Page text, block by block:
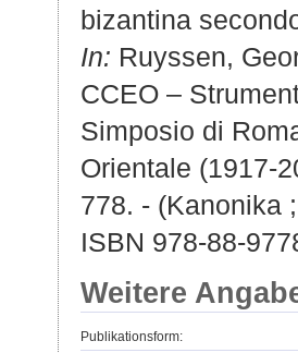
bizantina
In: Ruyssen,
CCEO –
Simposio di
Orientale (1917-
778. - (Kanonika
ISBN 978-88-
Weitere
Publikationsform: